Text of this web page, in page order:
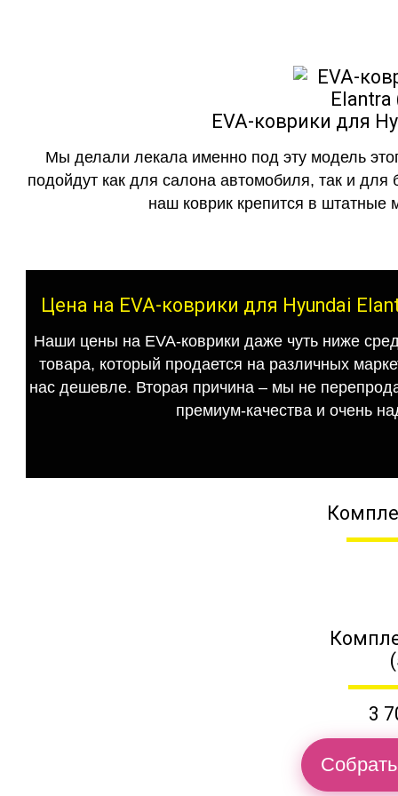
EVA-коврики для
Мы делали лекала именно под эту модель
подойдут как для салона автомобиля, так и для
наш коврик крепится в штатные
Цена на EVA-коврики для Hyundai
Наши цены на EVA-коврики даже чуть ниже
товара, который продается на различных
нас дешевле. Вторая причина – мы не
премиум-качества и очень
3